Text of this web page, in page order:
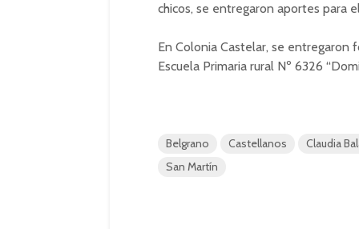
chicos, se entregaron aportes para
En Colonia Castelar, se entregaron
Escuela Primaria rural Nº 6326
Belgrano Castellanos
Claudia
San Martín